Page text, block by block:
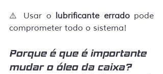
⚠️ Usar o lubrificante errado pode
comprometer todo o sistema!
Porque é que é importante
mudar o óleo da caixa?